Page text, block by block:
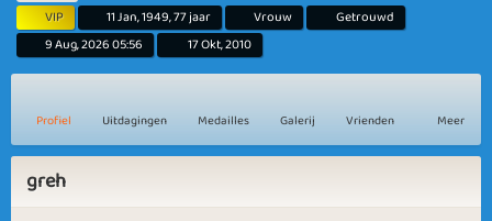
VIP 11 Jan, 1949, 77 jaar Vrouw
Getrouwd
9 Aug, 2026 05:56
17 Okt, 2010
Profiel Uitdagingen Medailles Galerij Vrienden Meer
greh